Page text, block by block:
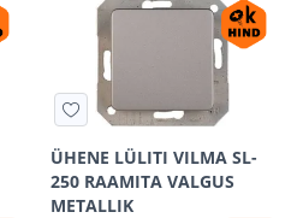
ÜHENE LÜLITI VILMA SL-
250 RAAMITA VALGUS
METALLIK